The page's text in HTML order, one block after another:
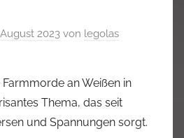
2023 von legolas
an Weißen in
Thema, das seit
und Spannungen sorgt.